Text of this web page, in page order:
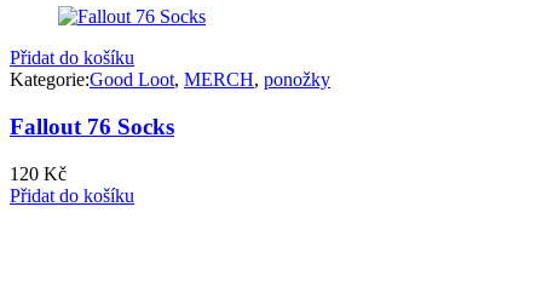
399 Kč.299 Kč.
Přidat do košíku
Kategorie:Good Loot, MERCH, ponožky
Fallout 76 Socks
120 Kč
Přidat do košíku